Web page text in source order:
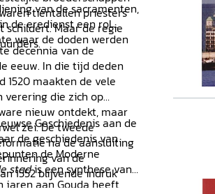
tientallen priesters
Maar de regie
van de sacramenten,
de eredienst een rol
waar de doden werden
decennia van de
eeuw. In die tijd deden
1520 maakten de vele
verering die zich op
nieuw ontdekt, maar
zei. De tweede
na de aansluiting
van de
1552 blijvende indruk
Geschiedenis aan de
de geschiedenis van
de Moderne
stadis een synthese van
aan Gouda heeft